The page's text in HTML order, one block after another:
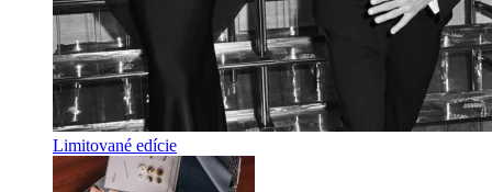
Limitované edície